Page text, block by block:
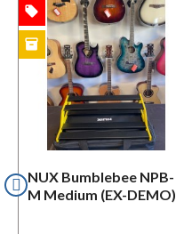
NUX Bumblebee NPB-
M Medium (EX-DEMO)
local_offer
inventory